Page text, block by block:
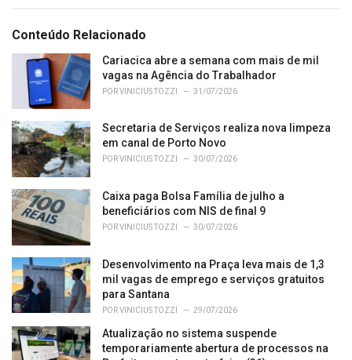
e
:
Conteúdo Relacionado
Cariacica abre a semana com mais de mil
vagas na Agência do Trabalhador
PORVINICIUS TOZZI 31/07/2026
Secretaria de Serviços realiza nova limpeza
em canal de Porto Novo
PORVINICIUS TOZZI 30/07/2026
Caixa paga Bolsa Família de julho a
beneficiários com NIS de final 9
PORVINICIUS TOZZI 30/07/2026
Desenvolvimento na Praça leva mais de 1,3
mil vagas de emprego e serviços gratuitos
para Santana
PORVINICIUS TOZZI 29/07/2026
Atualização no sistema suspende
temporariamente abertura de processos na